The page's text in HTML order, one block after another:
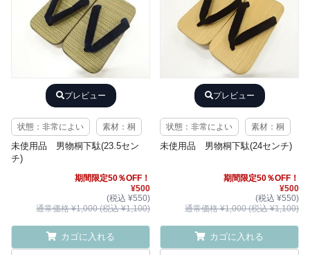
プレビュー
状態：非常によい 素材：桐
未使用品 男物桐下駄(23.5セン
チ)
期間限定50％OFF！
¥500
(税込 ¥550)
通常価格 ¥1,000 (税込 ¥1,100)
カゴに入れる
プレビュー
状態：非常によい 素材：桐
未使用品 男物桐下駄(24センチ)
期間限定50％OFF！
¥500
(税込 ¥550)
通常価格 ¥1,000 (税込 ¥1,100)
カゴに入れる